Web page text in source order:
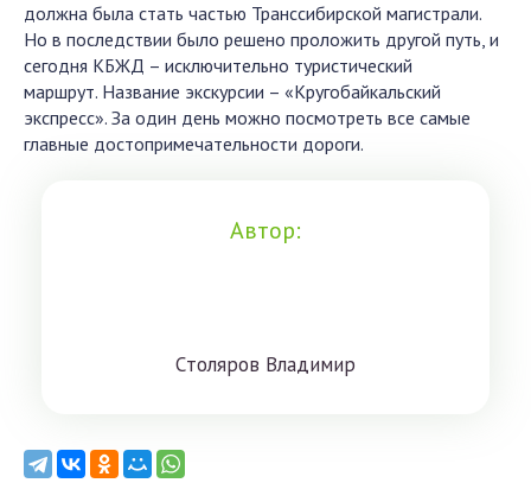
должна была стать частью Транссибирской магистрали.
Но в последствии было решено проложить другой путь, и
сегодня КБЖД – исключительно туристический
маршрут. Название экскурсии – «Кругобайкальский
экспресс». За один день можно посмотреть все самые
главные достопримечательности дороги.
Автор:
Cтoлярoв Влaдимиp